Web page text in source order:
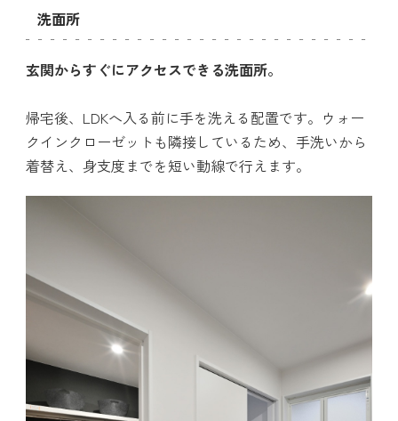
洗面所
玄関からすぐにアクセスできる洗面所。
帰宅後、LDKへ入る前に手を洗える配置です。ウォー
クインクローゼットも隣接しているため、手洗いから
着替え、身支度までを短い動線で行えます。